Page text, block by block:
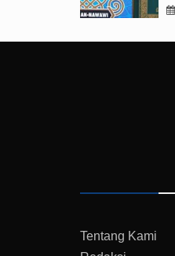
Tentang Kami